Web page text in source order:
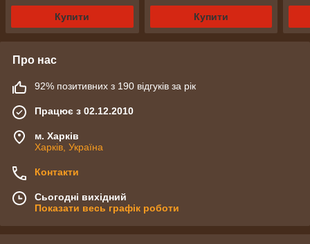
Купити Купити
Про нас
92% позитивних з 190 відгуків за рік
Працює з 02.12.2010
м. Харків
Харків, Україна
Контакти
Сьогодні вихідний
Показати весь графік роботи